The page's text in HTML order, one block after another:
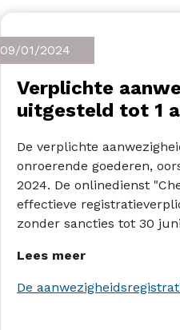
09/01/2024
Verplichte
uitgesteld tot 1
De verplichte
onroerende goederen,
2024. De onlinedienst
effectieve
zonder sancties tot 30
Lees meer
De